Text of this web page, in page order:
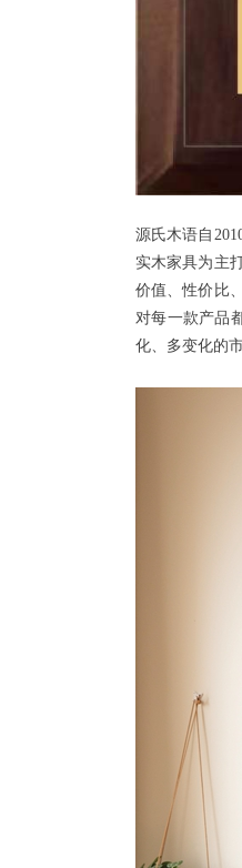
源氏木语自
实木家具为主
价值、性价比
对每一款产品
化、多变化的